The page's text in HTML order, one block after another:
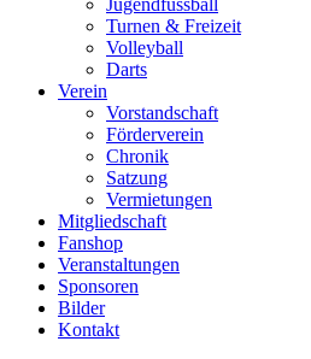
Jugendfussball
Turnen & Freizeit
Volleyball
Darts
Verein
Vorstandschaft
Förderverein
Chronik
Satzung
Vermietungen
Mitgliedschaft
Fanshop
Veranstaltungen
Sponsoren
Bilder
Kontakt